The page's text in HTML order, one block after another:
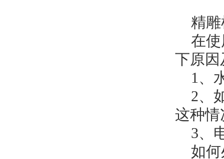
精
在
下原因
1、
2、
这种情
3、
如